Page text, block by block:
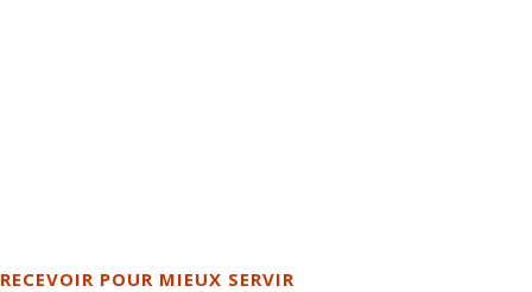
RECEVOIR POUR MIEUX SERVIR